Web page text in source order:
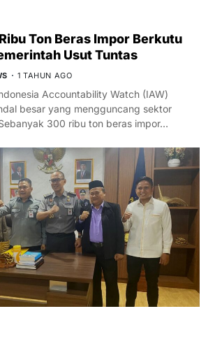
Ton Beras Impor Berkutu
Usut Tuntas
1 TAHUN AGO
Accountability Watch (IAW)
besar yang mengguncang sektor
300 ribu ton beras impor…